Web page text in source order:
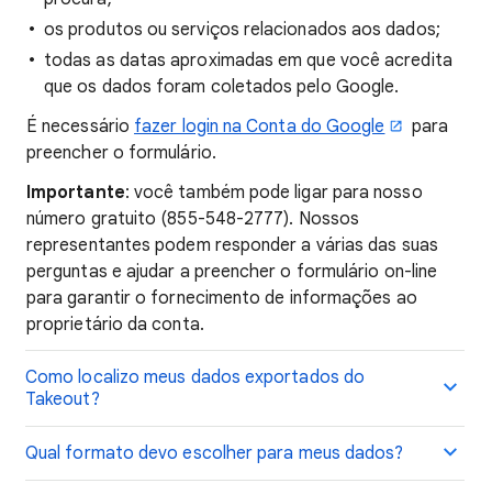
os produtos ou serviços relacionados aos dados;
todas as datas aproximadas em que você acredita
que os dados foram coletados pelo Google.
É necessário fazer login na Conta do Google
para
preencher o formulário.
Importante: você também pode ligar para nosso
número gratuito (855-548-2777). Nossos
representantes podem responder a várias das suas
perguntas e ajudar a preencher o formulário on-line
para garantir o fornecimento de informações ao
proprietário da conta.
Como localizo meus dados exportados do
Takeout?
Qual formato devo escolher para meus dados?